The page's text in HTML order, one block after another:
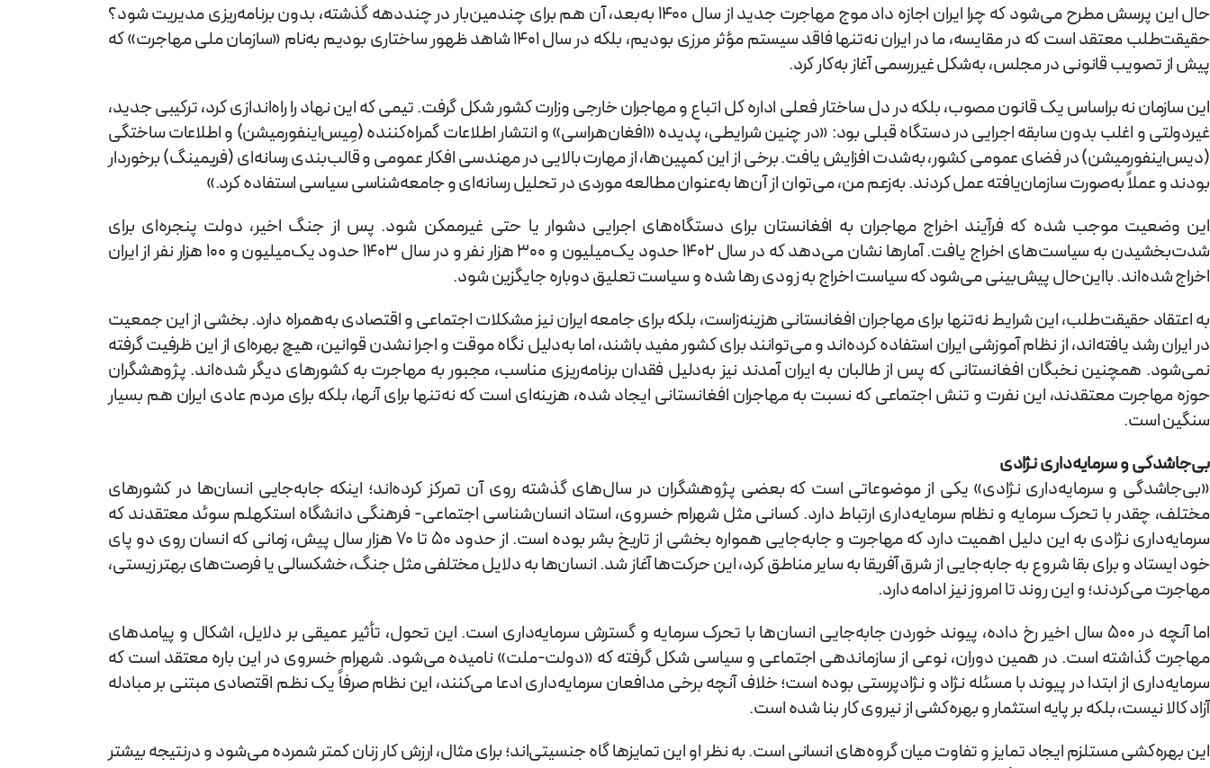
حال این پرسش مطرح می‌شود که چرا ایران اجازه داد موج مهاجرت جدید از سال 1400 به‌بعد، آن هم برای چندمین‌بار در چنددهه گذشته، بدون برنامه‌ریزی مدیریت شود؟
حقیقت‌طلب معتقد است که در مقایسه، ما در ایران نه‌تنها فاقد سیستم مؤثر مرزی بودیم، بلکه در سال ۱۴۰۱ شاهد ظهور ساختاری بودیم به‌نام «سازمان ملی مهاجرت» که
پیش از تصویب قانونی در مجلس، به‌شکل غیررسمی آغاز به‌کار کرد.
این سازمان نه براساس یک قانون مصوب، بلکه در دل ساختار فعلی اداره کل اتباع و مهاجران خارجی وزارت کشور شکل گرفت. تیمی که این نهاد را راه‌اندازی کرد، ترکیبی جدید،
غیردولتی و اغلب بدون سابقه اجرایی در دستگاه قبلی بود: «در چنین شرایطی، پدیده «افغان‌هراسی» و انتشار اطلاعات گمراه‌کننده (مِیس‌اینفورمیشن) و اطلاعات ساختگی
(دیس‌اینفورمیشن) در فضای عمومی کشور، به‌شدت افزایش یافت. برخی از این کمپین‌ها، از مهارت بالایی در مهندسی افکار عمومی و قالب‌بندی رسانه‌ای (فریمینگ) برخوردار
بودند و عملاً به‌صورت سازمان‌یافته عمل کردند. به‌زعم من، می‌توان از آن‌ها به‌عنوان مطالعه موردی در تحلیل رسانه‌ای و جامعه‌شناسی سیاسی استفاده کرد.»
این وضعیت موجب شده که فرآیند اخراج مهاجران به افغانستان برای دستگاه‌های اجرایی دشوار یا حتی غیرممکن شود. پس از جنگ اخیر، دولت پنجره‌ای برای
شدت‌بخشیدن به سیاست‌های اخراج یافت. آمارها نشان می‌دهد که در سال ۱۴۰۲ حدود یک‌میلیون و ۳۰۰ هزار نفر و در سال ۱۴۰۳ حدود یک‌میلیون و ۱۰۰ هزار نفر از ایران
اخراج شده‌اند. بااین‌حال پیش‌بینی می‌شود که سیاست اخراج به ‌زودی رها شده و سیاست تعلیق دوباره جایگزین شود.
به اعتقاد حقیقت‌طلب، این شرایط نه‌تنها برای مهاجران افغانستانی هزینه‌زاست، بلکه برای جامعه ایران نیز مشکلات اجتماعی و اقتصادی به‌همراه دارد. بخشی از این جمعیت
در ایران رشد یافته‌اند، از نظام آموزشی ایران استفاده کرده‌اند و می‌توانند برای کشور مفید باشند، اما به‌دلیل نگاه موقت و اجرا نشدن قوانین، هیچ بهره‌ای از این ظرفیت گرفته
نمی‌شود. همچنین نخبگان افغانستانی که پس از طالبان به ایران آمدند نیز به‌دلیل فقدان برنامه‌ریزی مناسب، مجبور به مهاجرت به کشورهای دیگر شده‌اند. پژوهشگران
حوزه مهاجرت معتقدند، این نفرت و تنش اجتماعی که نسبت به مهاجران افغانستانی ایجاد شده، هزینه‌ای است که نه‌تنها برای آنها، بلکه برای مردم عادی ایران هم بسیار
سنگین است.
بی‌جاشدگی و سرمایه‌داری نژادی
«بی‌جاشدگی و سرمایه‌داری نژادی» یکی از موضوعاتی است که بعضی پژوهشگران در سال‌های گذشته روی آن تمرکز کرده‌اند؛ اینکه جابه‌جایی انسان‌ها در کشورهای
مختلف، چقدر با تحرک سرمایه و نظام سرمایه‌داری ارتباط دارد. کسانی مثل شهرام خسروی، استاد انسان‌شناسی اجتماعی- فرهنگی دانشگاه استکهلم سوئد معتقدند که
سرمایه‌داری نژادی به این دلیل اهمیت دارد که مهاجرت و جابه‌جایی همواره بخشی از تاریخ بشر بوده است. از حدود ۵۰ تا ۷۰ هزار سال پیش، زمانی که انسان روی دو پای
خود ایستاد و برای بقا شروع به جابه‌جایی از شرق آفریقا به سایر مناطق کرد، این حرکت‌ها آغاز شد. انسان‌ها به دلایل مختلفی مثل جنگ، خشکسالی یا فرصت‌های بهتر زیستی،
مهاجرت می‌کردند؛ و این روند تا امروز نیز ادامه دارد.
اما آنچه در ۵۰۰ سال اخیر رخ داده، پیوند خوردن جابه‌جایی انسان‌ها با تحرک سرمایه و گسترش سرمایه‌داری است. این تحول، تأثیر عمیقی بر دلایل، اشکال و پیامدهای
مهاجرت گذاشته است. در همین دوران، نوعی از سازماندهی اجتماعی و سیاسی شکل گرفته که «دولت-ملت» نامیده می‌شود. شهرام خسروی در این باره معتقد است که
سرمایه‌داری از ابتدا در پیوند با مسئله نژاد و نژادپرستی بوده است؛ خلاف آنچه برخی مدافعان سرمایه‌داری ادعا می‌کنند، این نظام صرفاً یک نظم اقتصادی مبتنی بر مبادله
آزاد کالا نیست، بلکه بر پایه استثمار و بهره‌کشی از نیروی کار بنا شده است.
این بهره‌کشی مستلزم ایجاد تمایز و تفاوت میان گروه‌های انسانی است. به نظر او این تمایزها گاه جنسیتی‌اند؛ برای مثال، ارزش کار زنان کمتر شمرده می‌شود و درنتیجه بیشتر